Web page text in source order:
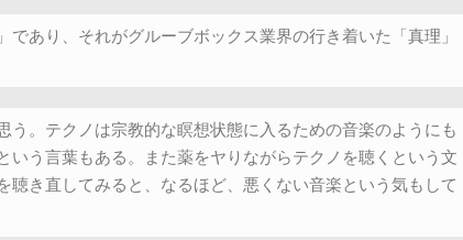
あり、それがグルーブボックス業界の行き着いた「真理」
う。テクノは宗教的な瞑想状態に入るための音楽のようにも
いう言葉もある。また薬をヤりながらテクノを聴くという文
聴き直してみると、なるほど、悪くない音楽という気もして